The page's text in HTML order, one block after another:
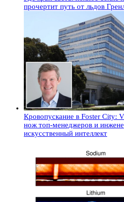
прочертит путь от льдов
Кровопускание в Foster City:
нож топ-менеджеров и
искусственный интеллект